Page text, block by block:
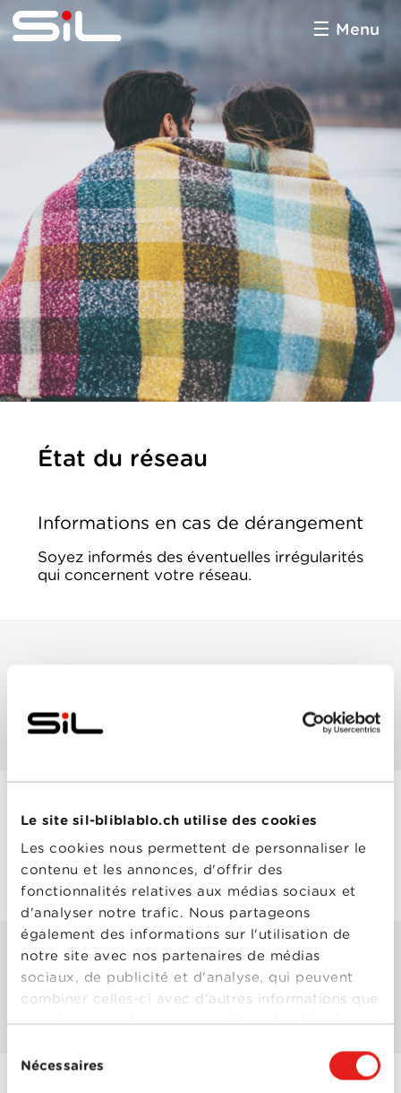
Le site sil-bliblablo.ch utilise des cookies
Les cookies nous permettent de personnaliser le
contenu et les annonces, d'offrir des
fonctionnalités relatives aux médias sociaux et
d'analyser notre trafic. Nous partageons
également des informations sur l'utilisation de
notre site avec nos partenaires de médias
sociaux, de publicité et d'analyse, qui peuvent
combiner celles-ci avec d'autres informations que
duNécessaires
multimédia
Menu
État du réseau
Informations en cas de dérangement
Soyez informés des éventuelles irrégularités
qui concernent votre réseau.
Aucune maintenance n’est prévue pour le
moment.
Maintenances prévues
Aucune maintenance n’est prévue pour le
moment.
Terminées
Aucune maintenance récemment terminée.